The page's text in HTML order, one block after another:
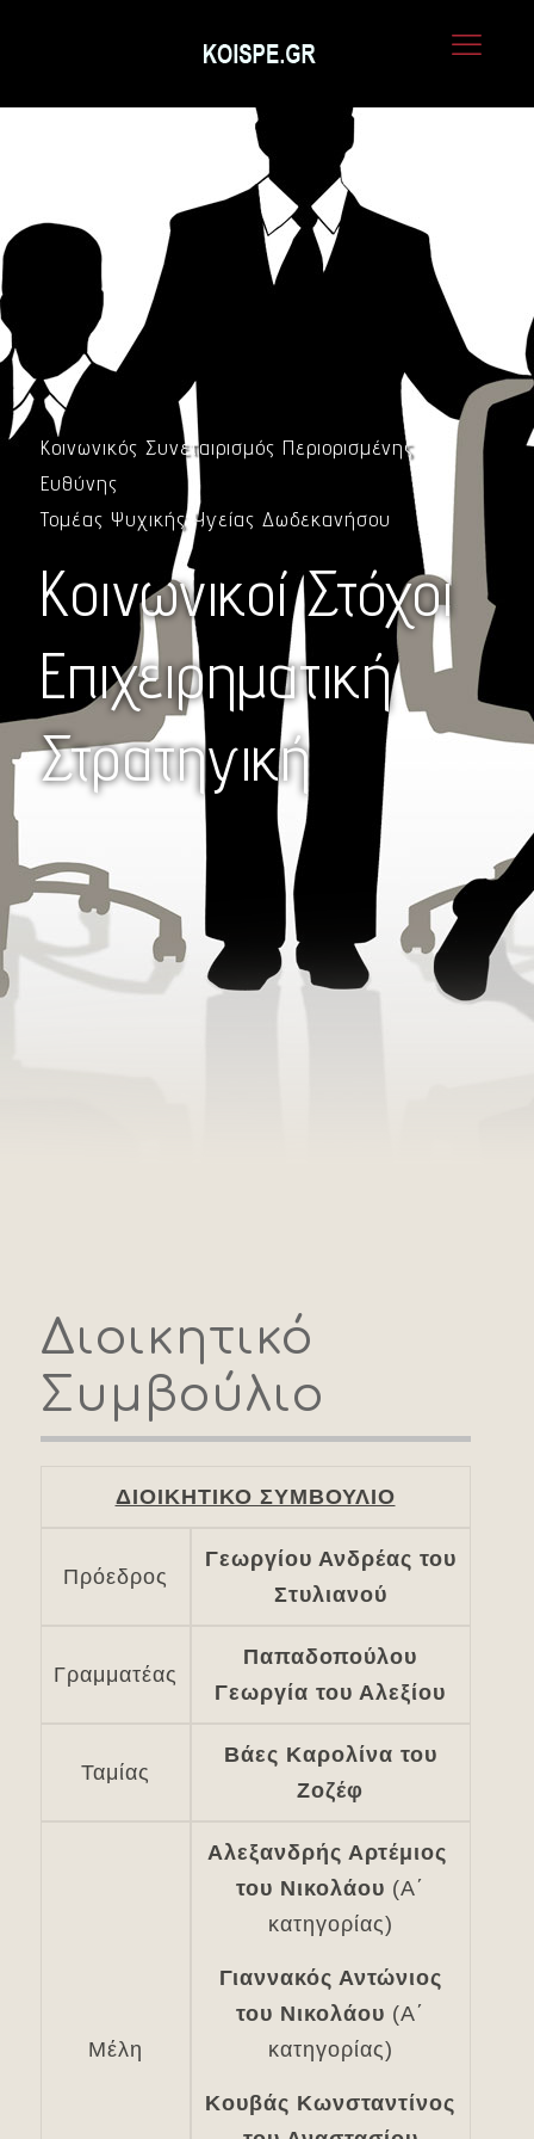
Κοινωνικός Συνεταιρισμός Περιορισμένης
Ευθύνης
Τομέας Ψυχικής Υγείας Δωδεκανήσου
Κοινωνικοί Στόχοι
Επιχειρηματική
Στρατηγική
Διοικητικό
Συμβούλιο
ΔΙΟΙΚΗΤΙΚΟ ΣΥΜΒΟΥΛΙΟ
Πρόεδρος
Γεωργίου Ανδρέας του
Στυλιανού
Γραμματέας
Παπαδοπούλου
Γεωργία του Αλεξίου
Ταμίας
Βάες Καρολίνα του
Ζοζέφ
Μέλη
Αλεξανδρής Αρτέμιος
του Νικολάου (Α΄
κατηγορίας)
Γιαννακός Αντώνιος
του Νικολάου (Α΄
κατηγορίας)
Κουβάς Κωνσταντίνος